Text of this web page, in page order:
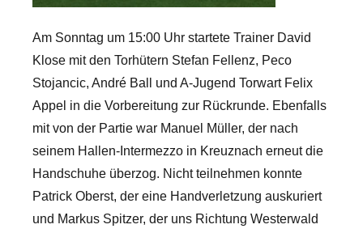
Am Sonntag um 15:00 Uhr startete Trainer David
Klose mit den Torhütern Stefan Fellenz, Peco
Stojancic, André Ball und A-Jugend Torwart Felix
Appel in die Vorbereitung zur Rückrunde. Ebenfalls
mit von der Partie war Manuel Müller, der nach
seinem Hallen-Intermezzo in Kreuznach erneut die
Handschuhe überzog. Nicht teilnehmen konnte
Patrick Oberst, der eine Handverletzung auskuriert
und Markus Spitzer, der uns Richtung Westerwald